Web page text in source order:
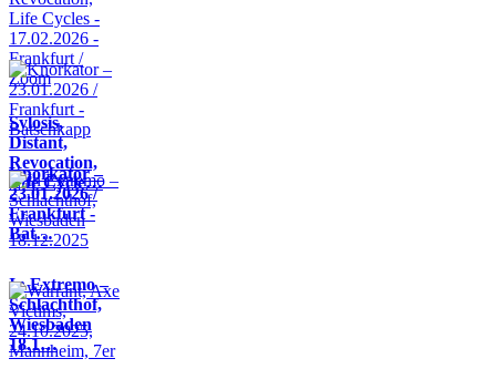
Sylosis,
Distant,
Revocation,
Life Cycle…
Knorkator –
23.01.2026 /
Frankfurt -
Bat…
In Extremo –
Schlachthof,
Wiesbaden
18.1…